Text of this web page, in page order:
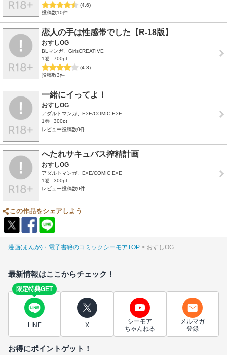
(4.6)
投稿数10件
恋人の手は性感帯でした【R-18版】
おすしOG
BLマンガ、GirlsCREATIVE
1巻
700pt
(4.3)
投稿数3件
一緒にイってよ！
おすしOG
アダルトマンガ、E×E/COMIC E×E
1巻
300pt
レビュー投稿数0件
へたれサキュバス搾精計画
おすしOG
アダルトマンガ、E×E/COMIC E×E
1巻
300pt
レビュー投稿数0件
この作品をシェアしよう
漫画(まんが)・電子書籍のコミックシーモアTOP おすしOG
最新情報はここからチェック！
限定特典GET
LINE X
シーモア
ちゃんねる
メルマガ
登録
お得にポイントゲット！